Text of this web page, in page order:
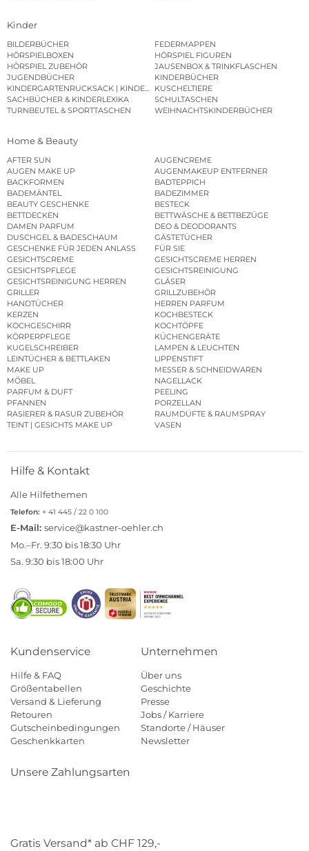
Kinder
BILDERBÜCHER
FEDERMAPPEN
HÖRSPIELBOXEN
HÖRSPIEL FIGUREN
HÖRSPIEL ZUBEHÖR
JAUSENBOX & TRINKFLASCHEN
JUGENDBÜCHER
KINDERBÜCHER
KINDERGARTENRUCKSACK | KINDERGARTENBEUTEL
KUSCHELTIERE
SACHBÜCHER & KINDERLEXIKA
SCHULTASCHEN
TURNBEUTEL & SPORTTASCHEN
WEIHNACHTSKINDERBÜCHER
Home & Beauty
AFTER SUN
AUGENCREME
AUGEN MAKE UP
AUGENMAKEUP ENTFERNER
BACKFORMEN
BADTEPPICH
BADEMÄNTEL
BADEZIMMER
BEAUTY GESCHENKE
BESTECK
BETTDECKEN
BETTWÄSCHE & BETTBEZÜGE
DAMEN PARFUM
DEO & DEODORANTS
DUSCHGEL & BADESCHAUM
GÄSTETÜCHER
GESCHENKE FÜR JEDEN ANLASS
FÜR SIE
GESICHTSCREME
GESICHTSCREME HERREN
GESICHTSPFLEGE
GESICHTSREINIGUNG
GESICHTSREINIGUNG HERREN
GLÄSER
GRILLER
GRILLZUBEHÖR
HANDTÜCHER
HERREN PARFUM
KERZEN
KOCHBESTECK
KOCHGESCHIRR
KOCHTÖPFE
KÖRPERPFLEGE
KÜCHENGERÄTE
KUGELSCHREIBER
LAMPEN & LEUCHTEN
LEINTÜCHER & BETTLAKEN
LIPPENSTIFT
MAKE UP
MESSER & SCHNEIDWAREN
MÖBEL
NAGELLACK
PARFUM & DUFT
PEELING
PFANNEN
PORZELLAN
RASIERER & RASUR ZUBEHÖR
RAUMDÜFTE & RAUMSPRAY
TEINT | GESICHTS MAKE UP
VASEN
Hilfe & Kontakt
Alle Hilfethemen
Telefon: + 41 445 / 22 0 100
E-Mail: service@kastner-oehler.ch
Mo.–Fr. 9:30 bis 18:30 Uhr
Sa. 9:30 bis 18:00 Uhr
Kundenservice
Hilfe & FAQ
Größentabellen
Versand & Lieferung
Retouren
Gutscheinbedingungen
Geschenkkarten
Unternehmen
Über uns
Geschichte
Presse
Jobs / Karriere
Standorte / Häuser
Newsletter
Unsere Zahlungsarten
Gratis Versand* ab CHF 129,-